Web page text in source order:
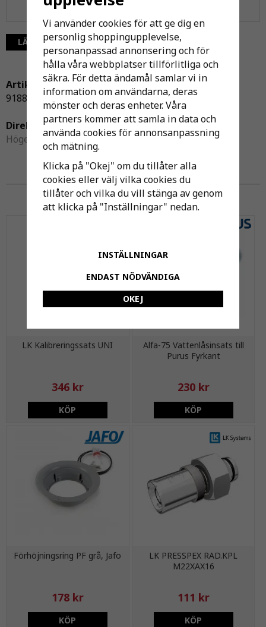
LÄGG I ÖNSKELISTA
Artikelnummer:
9188706
Direktlänk:
Högerklicka och kopiera adressen
Andra har även köpt
LK Kalibreringssats UNI
346 kr
KÖP
Alfa-75 Vattenlåsinsats till
Purus Fyrkant
230 kr
KÖP
Förhöjningsring PF grå, Jafo
178 kr
KÖP
LK PRESSPEX RAD.KPL
M22XAX16
111 kr
KÖP
Vi använder cookies för att ge dig en
personlig shoppingupplevelse,
personanpassad annonsering och för
hålla våra webbplatser tillförlitliga och
säkra. För detta ändamål samlar vi in
information om användarna, deras
mönster och deras enheter. Våra
partners kommer att samla in data och
använda cookies för annonsanpassning
och mätning.
Klicka på "Okej" om du tillåter alla
cookies eller välj vilka cookies du
tillåter och vilka du vill stänga av genom
att klicka på "Inställningar" nedan.
INSTÄLLNINGAR
ENDAST NÖDVÄNDIGA
OKEJ